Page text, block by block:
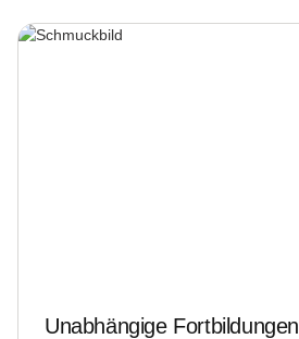
Unabhängige Fortbildungen